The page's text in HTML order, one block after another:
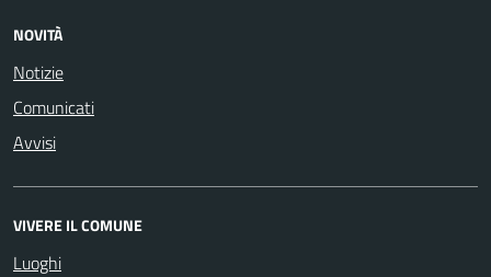
NOVITÀ
Notizie
Comunicati
Avvisi
VIVERE IL COMUNE
Luoghi